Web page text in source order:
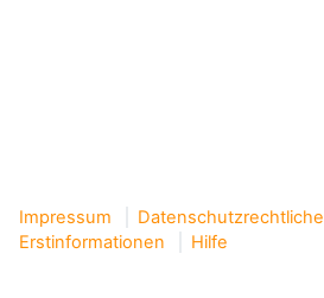
Impressum
Datenschutzrechtliche
Erstinformationen
Hilfe